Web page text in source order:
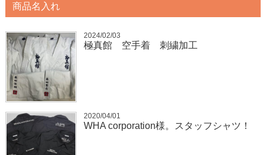
商品名入れ
2024/02/03
極真館 空手着 刺繍加工
2020/04/01
WHA corporation様。スタッフシャツ！